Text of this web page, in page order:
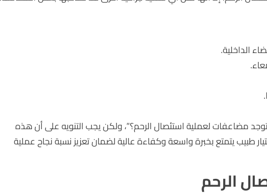
الداخلية.
مضاعفات لعملية استئصال الرحم؟”، ولكن يجب التنويه على أن هذه
طبيب يتمتع بخبرة واسعة وكفاءة عالية لضمان تعزيز نسبة نجاح عملية
الرحم